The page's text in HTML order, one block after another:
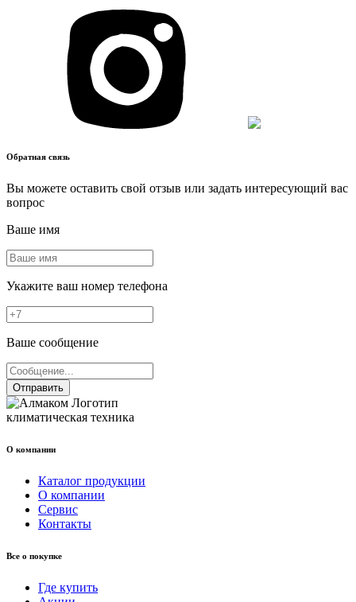
Обратная связь
Вы можете оставить свой отзыв или задать интересующий вас
вопрос
Ваше имя
Укажите ваш номер телефона
Ваше сообщение
Отправить
климатическая техника
О компании
Каталог продукции
О компании
Сервис
Контакты
Все о покупке
Где купить